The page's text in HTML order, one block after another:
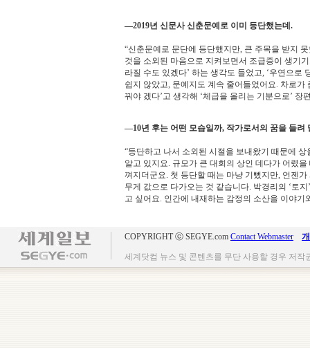
―2019년 신문사 신춘문예로 이미 등단했는데.
“신춘문예로 문단에 등단했지만, 큰 주목을 받지
것을 소외된 마음으로 지켜보면서 조급증이 생기
라질 수도 있겠다’ 하는 생각도 들었고, ‘우연으로
쉽지 않았고, 문예지도 계속 줄어들었어요. 차로
꿔야 겠다’고 생각해 ‘체급을 올리는 기분으로’ 장
―10년 후는 어떤 모습일까, 작가로서의 꿈을 들려
“등단하고 나서 소외된 시절을 보내왔기 때문에
알고 있지요. 규모가 큰 대회의 상인 데다가 어렸
껴지더군요. 첫 등단할 때는 마냥 기뻤지만, 언젠
무게 값으로 다가오는 것 같습니다. 박경리의 ‘토
고 싶어요. 인간에 내재하는 감정의 소산을 이야기
COPYRIGHT ⓒ SEGYE.com Contact Webmaster
세계닷컴 뉴스 및 콘텐츠를 무단 사용할 경우 저